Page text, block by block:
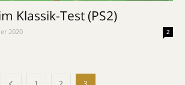
Klassik-Test (PS2)
2020 2